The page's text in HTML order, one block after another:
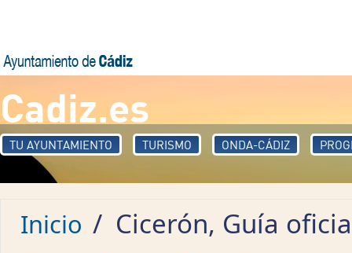
Cadiz.es
TU AYUNTAMIENTO TURISMO ONDA-CÁDIZ
Inicio / Cicerón, Guía